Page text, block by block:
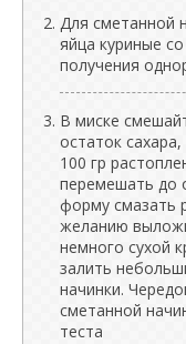
Для сметанной
яйца куриные
получения
В миске
остаток
100 гр
перемешать до
форму смазать
желанию
немного сухой
залить
начинки.
сметанной
теста